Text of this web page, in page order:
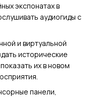
экспонатах в
аудиогиды с
и виртуальной
исторические
их в новом
панели,